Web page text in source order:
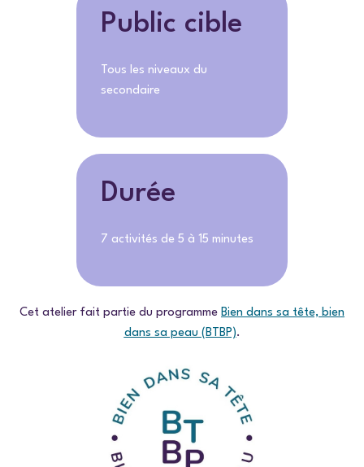
Public cible
Tous les niveaux du
secondaire
Durée
7 activités de 5 à 15 minutes
Cet atelier fait partie du programme Bien dans sa tête, bien
dans sa peau (BTBP).